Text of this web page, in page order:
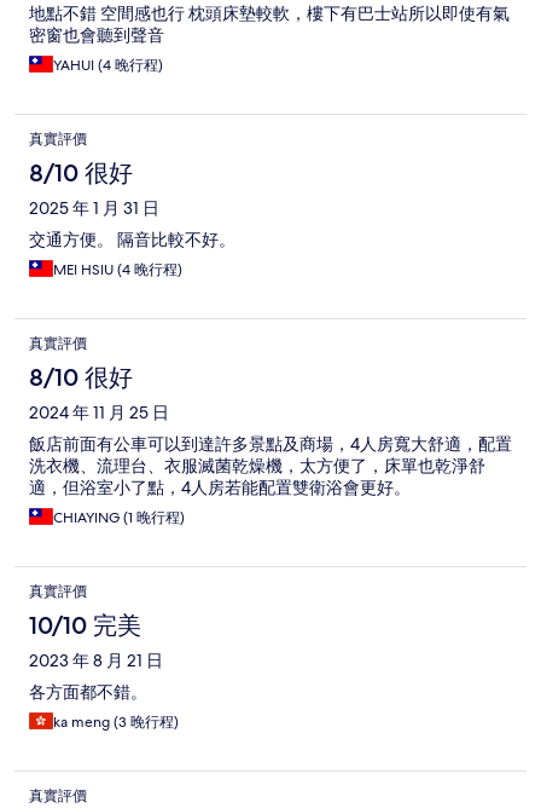
地點不錯 空間感也行 枕頭床墊較軟，樓下有巴士站所以即使有氣
密窗也會聽到聲音
YAHUI (4 晚行程)
真實評價
8/10 很好
2025 年 1 月 31 日
交通方便。 隔音比較不好。
MEI HSIU (4 晚行程)
真實評價
8/10 很好
2024 年 11 月 25 日
飯店前面有公車可以到達許多景點及商場，4人房寬大舒適，配置
洗衣機、流理台、衣服滅菌乾燥機，太方便了，床單也乾淨舒
適，但浴室小了點，4人房若能配置雙衛浴會更好。
CHIAYING (1 晚行程)
真實評價
10/10 完美
2023 年 8 月 21 日
各方面都不錯。
ka meng (3 晚行程)
真實評價